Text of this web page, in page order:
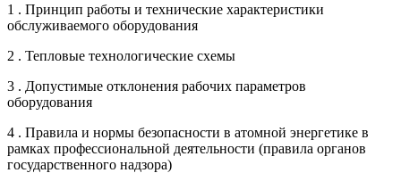
1 . Принцип работы и технические характеристики
обслуживаемого оборудования
2 . Тепловые технологические схемы
3 . Допустимые отклонения рабочих параметров
оборудования
4 . Правила и нормы безопасности в атомной энергетике в
рамках профессиональной деятельности (правила органов
государственного надзора)